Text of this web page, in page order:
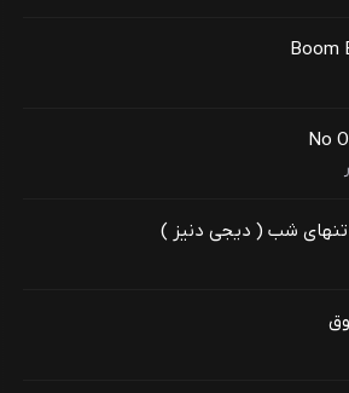
Boom
No
شب ( دیجی دنیز )